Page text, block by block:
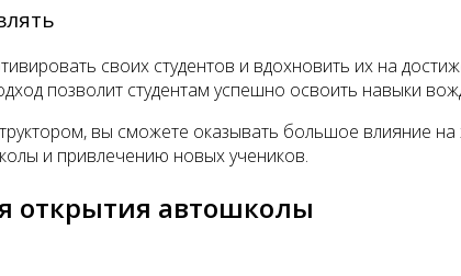
своих студентов и вдохновить их на
позволит студентам успешно освоить навыки
вы сможете оказывать большое влияние
и привлечению новых учеников.
открытия автошколы